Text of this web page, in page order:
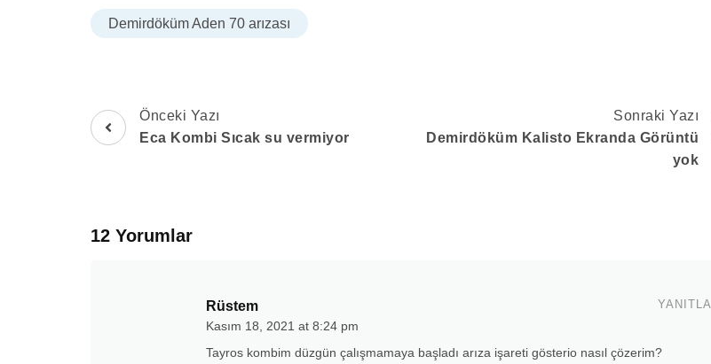
Demirdöküm Aden 70 arızası
Önceki Yazı
Eca Kombi Sıcak su vermiyor
Sonraki Yazı
Demirdöküm Kalisto Ekranda Görüntü
yok
12 Yorumlar
Rüstem
Kasım 18, 2021 at 8:24 pm
YANITLA
Tayros kombim düzgün çalışmamaya başladı arıza işareti gösterio nasıl çözerim?